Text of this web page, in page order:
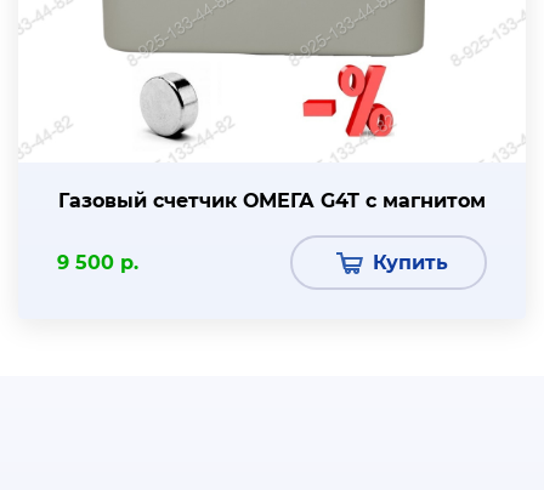
Газовый счетчик ОМЕГА G4T с магнитом
9 500 р. Купить